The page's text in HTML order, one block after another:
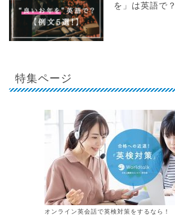
を」は英語で？
特集ページ
オンライン英会話で英検対策をするなら！